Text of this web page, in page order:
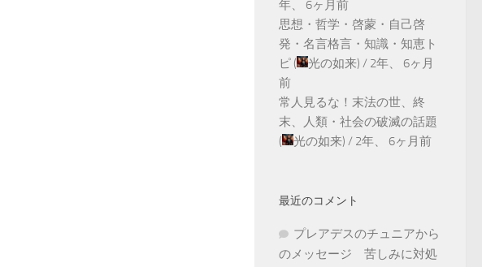
年、 6ヶ月前
思想・哲学・啓蒙・自己啓
発・名言格言・知識・知恵ト
ピ ( 光の如来) / 2年、 6ヶ月
前
常人見るな！末法の世、終
末、人類・社会の破滅の話題
(
光の如来) / 2年、 6ヶ月前
最近のコメント
プレアデスのチュニアから
のメッセージ 苦しみに対処